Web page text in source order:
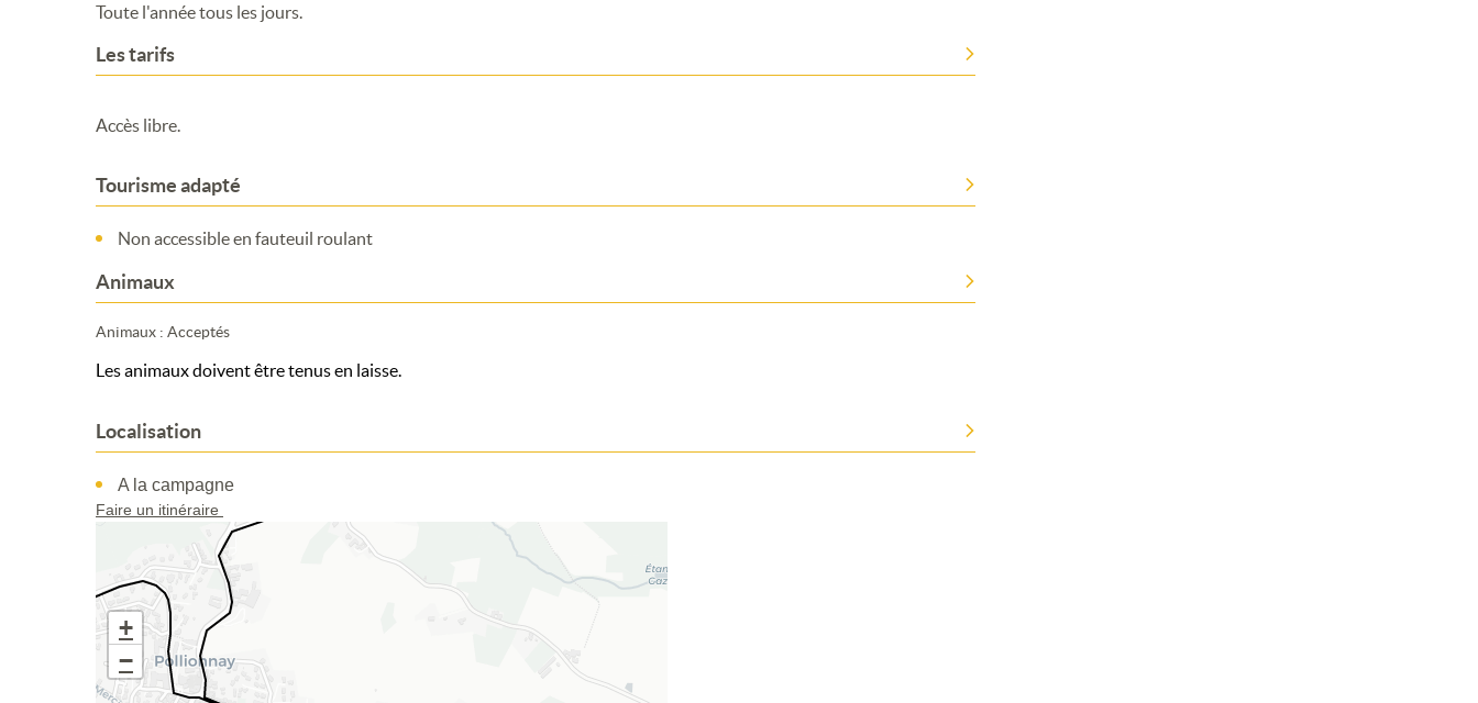
Toute l'année tous les jours.
Les tarifs
Accès libre.
Tourisme adapté
Non accessible en fauteuil roulant
Animaux
Animaux : Acceptés
Les animaux doivent être tenus en laisse.
Localisation
A la campagne
Faire un itinéraire
+
−